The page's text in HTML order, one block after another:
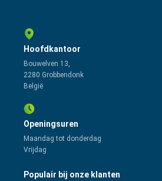
Hoofdkantoor
Bouwelven 13,
2280 Grobbendonk
België
Openingsuren
Maandag tot donderdag
Vrijdag
Populair bij onze klanten